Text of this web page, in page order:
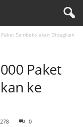
Sembako akan Dibagikan
Paket
ke
278 0